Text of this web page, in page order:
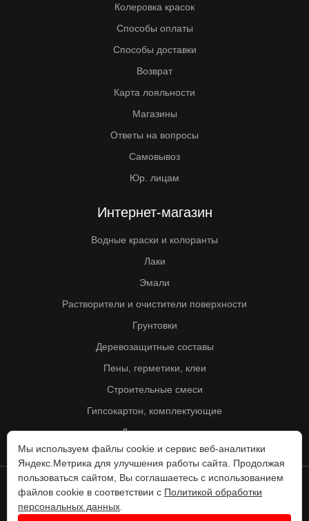
Колеровка красок
Способы оплаты
Способы доставки
Возврат
Карта лояльности
Магазины
Ответы на вопросы
Самовывоз
Юр. лицам
Интернет-магазин
Водные краски и колоранты
Лаки
Эмали
Растворители и очистители поверхности
Грунтовки
Деревозащитные составы
Пены, герметики, клеи
Строительные смеси
Гипсокартон, комплектующие
Другие товары
© Колорит 1995 - 2026
Разработка веб-сайта -
Мы используем файлы cookie и сервис веб-аналитики
Яндекс.Метрика для улучшения работы сайта. Продолжая
пользоваться сайтом, Вы соглашаетесь с использованием
файлов cookie в соответствии с Политикой обработки
персональных данных